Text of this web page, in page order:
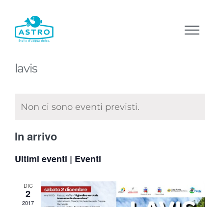
contenuto
lavis
Non ci sono eventi previsti.
In arrivo
Ultimi eventi | Eventi
DIC
2
2017